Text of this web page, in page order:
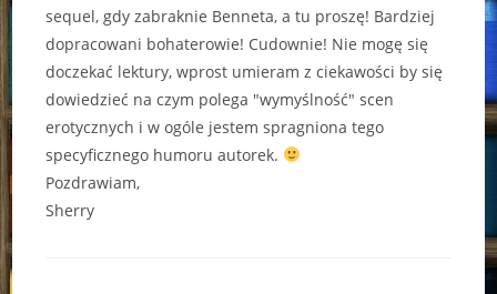
sequel, gdy zabraknie Benneta, a tu proszę! Bardziej
dopracowani bohaterowie! Cudownie! Nie mogę się
doczekać lektury, wprost umieram z ciekawości by się
dowiedzieć na czym polega "wymyślność" scen
erotycznych i w ogóle jestem spragniona tego
specyficznego humoru autorek.
Pozdrawiam,
Sherry